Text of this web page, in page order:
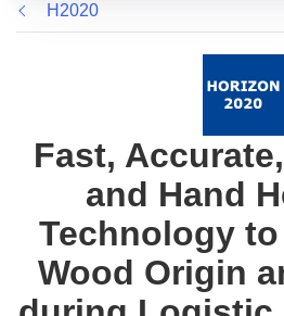
nowym
oknie)
H2020
Fast,
and Hand
Technology
Wood Origin